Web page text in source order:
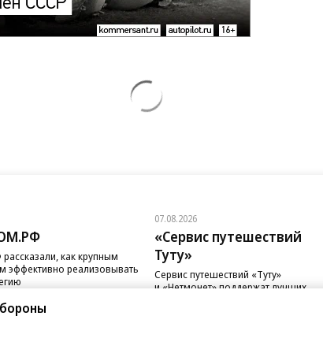
как крупным
эффективно реализовывать
07.08.2026
«Сервис путешествий
Туту»
Сервис путешествий «Туту»
и «Нетмонет» поддержат лучших